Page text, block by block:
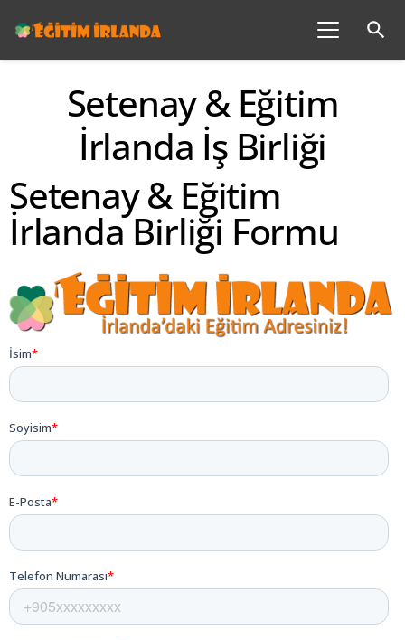
search
Setenay & Eğitim
İrlanda İş Birliği
Setenay & Eğitim
İrlanda Birliği Formu